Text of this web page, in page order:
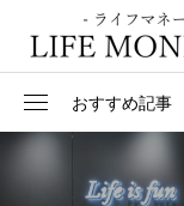
おすすめ記事